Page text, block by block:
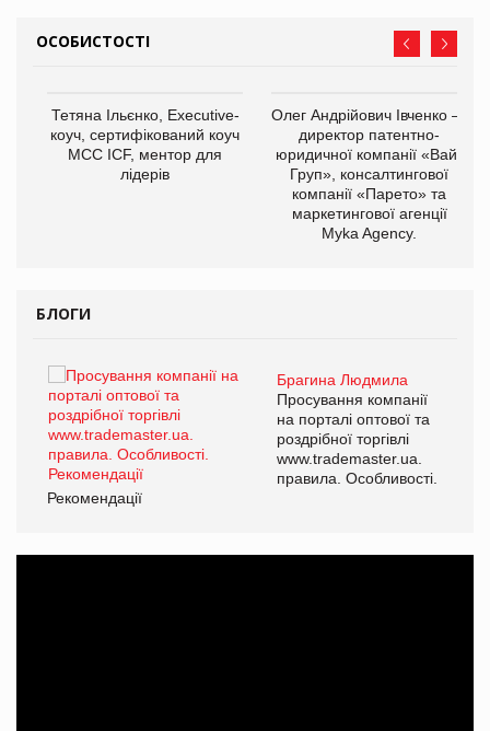
ОСОБИСТОСТІ
Тетяна Ільєнко, Executive-
коуч, сертифікований коуч
МСС ICF, ментор для
лідерів
Олег Андрійович Івченко —
директор патентно-
юридичної компанії «Вайз
Груп», консалтингової
компанії «Парето» та
маркетингової агенції
Myka Agency.
БЛОГИ
Брагина Людмила
Просування компанії
на порталі оптової та
роздрібної торгівлі
www.trademaster.ua.
правила. Особливості.
Рекомендації